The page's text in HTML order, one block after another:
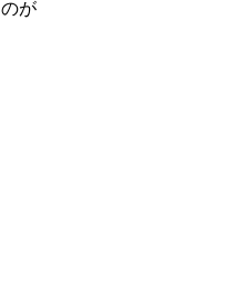
のが